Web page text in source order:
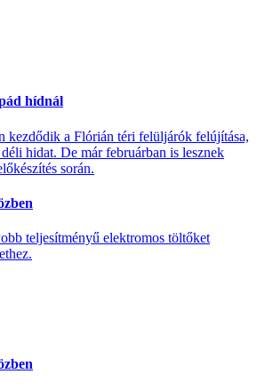
hídnál
kezdődik a Flórián téri felüljárók felújítása,
hidat. De már februárban is lesznek
során.
teljesítményű elektromos töltőket